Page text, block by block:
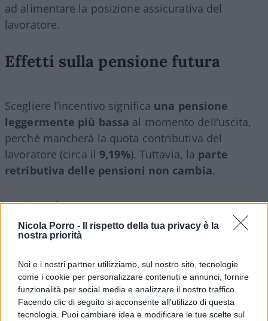
Nicola Porro -
Il rispetto della tua privacy è la
nostra priorità
Noi e i nostri partner utilizziamo, sul nostro sito, tecnologie
come i cookie per personalizzare contenuti e annunci, fornire
funzionalità per social media e analizzare il nostro traffico.
Facendo clic di seguito si acconsente all'utilizzo di questa
tecnologia. Puoi cambiare idea e modificare le tue scelte sul
ad alimentare la posizione assicurativa del
lavoratore.
Effetti sulla pensione futura
Scegliere l’incentivo significa una pensione
leggermente più bassa al momento dell’uscita,
perché mancherà la quota contributiva del
lavoratore (circa il 9,19%). Tuttavia, la parte
retributiva delle pensioni non cambia.
Leggi anche:
Pensioni, buco Inps da 6,6 miliardi
spesa? Tutte le cifre
“Ha costi sconvolgenti”. La sinistra scopre il
welfare devastante